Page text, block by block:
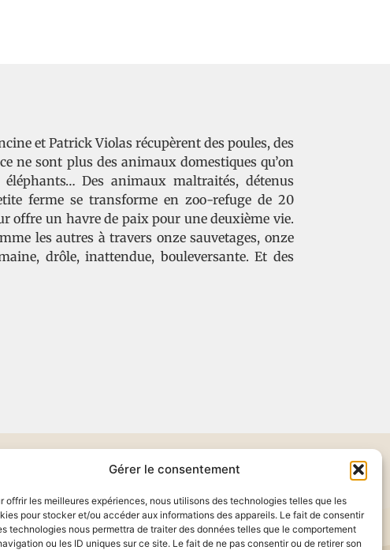
Gérer le consentement
offrir les meilleures expériences, nous utilisons des technologies telles que les
pour stocker et/ou accéder aux informations des appareils. Le fait de consentir
technologies nous permettra de traiter des données telles que le comportement
ou les ID uniques sur ce site. Le fait de ne pas consentir ou de retirer son
et Patrick Violas récupèrent des poules, des
ne sont plus des animaux domestiques qu’on
Des animaux maltraités, détenus
ferme se transforme en zoo-refuge de 20
offre un havre de paix pour une deuxième vie.
les autres à travers onze sauvetages, onze
drôle, inattendue, bouleversante. Et des
droits réservés